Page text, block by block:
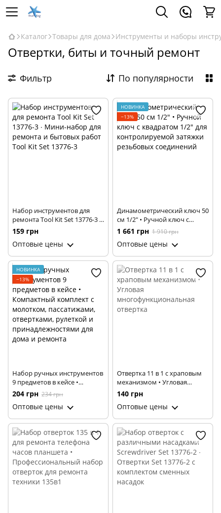
Каталог Товары для дома Инструменты и наборы
Отвертки, биты и точный ремонт
Фильтр По популярности
Набор инструментов для
ремонта Tool Kit Set 13776-3 ∙
Мини-набор для ремонта и
бытовых работ Tool Kit Set
13776-3
159 грн
Оптовые цены
НОВИНКА
−13%
Динамометрический ключ 50
см 1/2″ • Ручной ключ с
квадратом 1/2″ для
контролируемой затяжки
резьбовых соединений
1 661 грн 1 910 грн
Оптовые цены
НОВИНКА
−13%
Набор ручных инструментов
9 предметов в кейсе •
Компактный комплект с
молотком, пассатижами,
отвертками, рулеткой и
принадлежностями для дома
и ремонта
204 грн 234 грн
Оптовые цены
Отвертка 11 в 1 с храповым
механизмом • Угловая
многофункциональная
отвертка
140 грн
Оптовые цены